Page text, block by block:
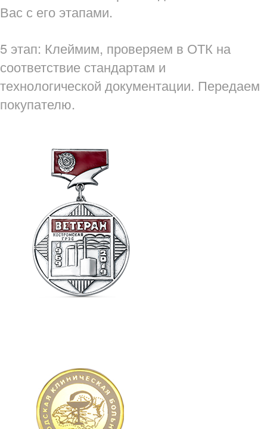
Вас с его этапами.
5 этап: Клеймим, проверяем в ОТК на
соответствие стандартам и
технологической документации. Передаем
покупателю.